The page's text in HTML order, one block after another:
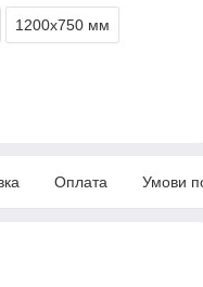
1200х750 мм
Оплата Умови